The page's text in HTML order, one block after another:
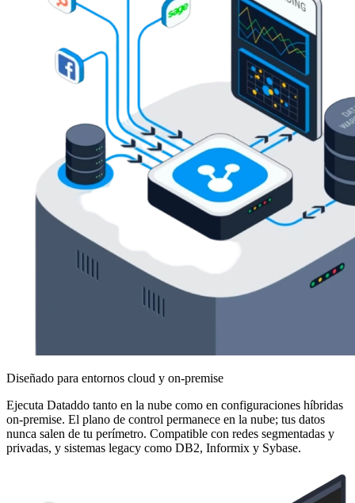
Diseñado para entornos cloud y on-premise
Ejecuta Dataddo tanto en la nube como en configuraciones híbridas
on-premise. El plano de control permanece en la nube; tus datos
nunca salen de tu perímetro. Compatible con redes segmentadas y
privadas, y sistemas legacy como DB2, Informix y Sybase.